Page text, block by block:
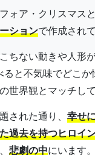
ォア・クリスマスと
ションで作成され
ちない動きや人形
と不気味でどこか
世界観とマッチし
された通り、 幸せ
過去を持つヒロイ
悲劇の中にいます。